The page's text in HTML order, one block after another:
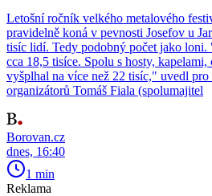
Letošní ročník velkého metalového
pravidelně koná v pevnosti Josefov u
tisíc lidí. Tedy podobný počet jako
cca 18,5 tisíce. Spolu s hosty,
vyšplhal na více než 22 tisíc," uvedl
organizátorů Tomáš Fiala (spolumajitel
Borovan.cz
dnes, 16:40
1 min
Reklama